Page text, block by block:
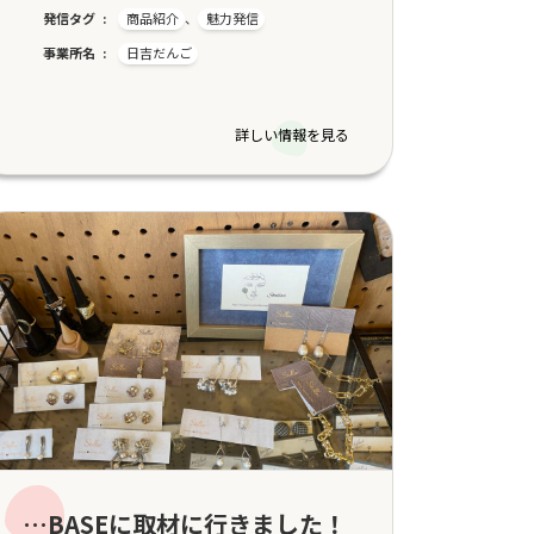
発信タグ 商品紹介 、
魅力発信
事業所名
日吉だんご
詳しい情報を見る
…BASEに取材に行きました！